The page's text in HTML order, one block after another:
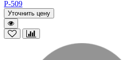
P-509
Уточнить цену